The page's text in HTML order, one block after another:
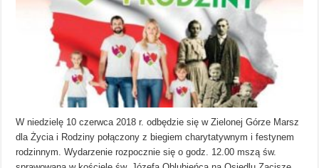
W niedzielę 10 czerwca 2018 r. odbędzie się w Zielonej Górze Marsz
dla Życia i Rodziny połączony z biegiem charytatywnym i festynem
rodzinnym. Wydarzenie rozpocznie się o godz. 12.00 mszą św.